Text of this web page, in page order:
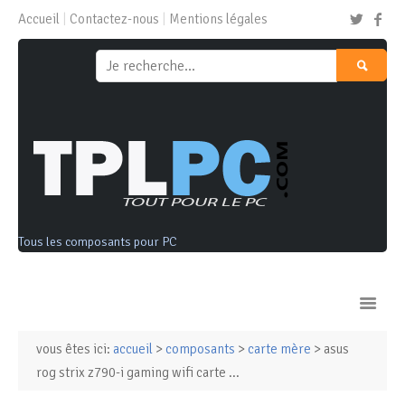
Accueil Contactez-nous Mentions légales
Tous les composants pour PC
Ordinateurs & Tablettes
vous êtes ici: accueil > composants > carte mère > asus
rog strix z790-i gaming wifi carte ...